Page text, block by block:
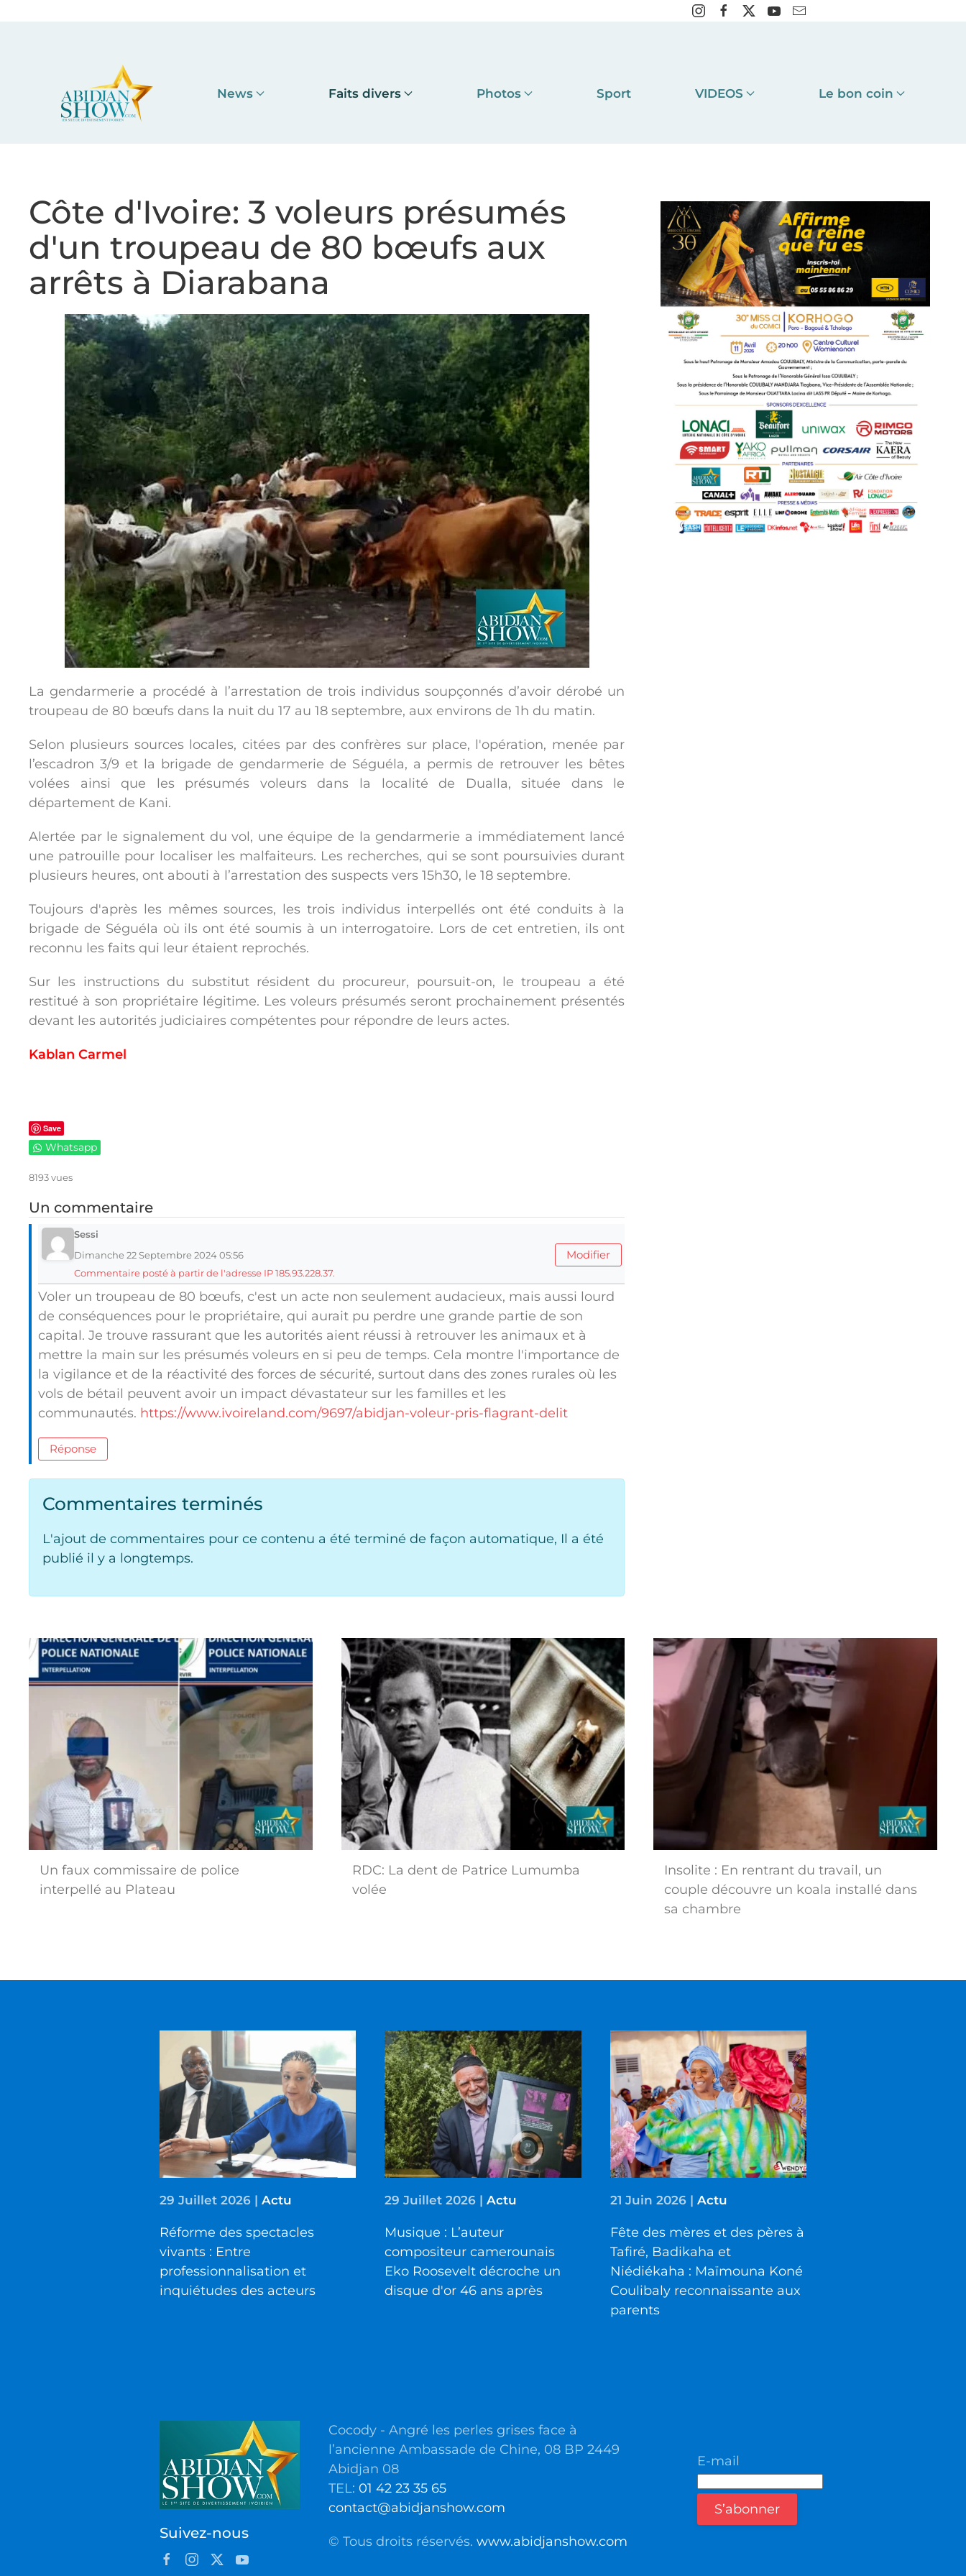
News Faits divers Photos Sport VIDEOS Le bon coin
Côte d'Ivoire: 3 voleurs présumés
d'un troupeau de 80 bœufs aux
arrêts à Diarabana
La gendarmerie a procédé à l’arrestation de trois individus soupçonnés d’avoir dérobé un
troupeau de 80 bœufs dans la nuit du 17 au 18 septembre, aux environs de 1h du matin.
Selon plusieurs sources locales, citées par des confrères sur place, l'opération, menée par
l’escadron 3/9 et la brigade de gendarmerie de Séguéla, a permis de retrouver les bêtes
volées ainsi que les présumés voleurs dans la localité de Dualla, située dans le
département de Kani.
Alertée par le signalement du vol, une équipe de la gendarmerie a immédiatement lancé
une patrouille pour localiser les malfaiteurs. Les recherches, qui se sont poursuivies durant
plusieurs heures, ont abouti à l’arrestation des suspects vers 15h30, le 18 septembre.
Toujours d'après les mêmes sources, les trois individus interpellés ont été conduits à la
brigade de Séguéla où ils ont été soumis à un interrogatoire. Lors de cet entretien, ils ont
reconnu les faits qui leur étaient reprochés.
Sur les instructions du substitut résident du procureur, poursuit-on, le troupeau a été
restitué à son propriétaire légitime. Les voleurs présumés seront prochainement présentés
devant les autorités judiciaires compétentes pour répondre de leurs actes.
Kablan Carmel
Save
Whatsapp
8193 vues
Un commentaire
Sessi
Dimanche 22 Septembre 2024 05:56
Modifier
Commentaire posté à partir de l'adresse IP 185.93.228.37.
Voler un troupeau de 80 bœufs, c'est un acte non seulement audacieux, mais aussi lourd
de conséquences pour le propriétaire, qui aurait pu perdre une grande partie de son
capital. Je trouve rassurant que les autorités aient réussi à retrouver les animaux et à
mettre la main sur les présumés voleurs en si peu de temps. Cela montre l'importance de
la vigilance et de la réactivité des forces de sécurité, surtout dans des zones rurales où les
vols de bétail peuvent avoir un impact dévastateur sur les familles et les
communautés. https://www.ivoireland.com/9697/abidjan-voleur-pris-flagrant-delit
Réponse
Commentaires terminés
L'ajout de commentaires pour ce contenu a été terminé de façon automatique, Il a été
publié il y a longtemps.
Un faux commissaire de police
interpellé au Plateau
RDC: La dent de Patrice Lumumba
volée
Insolite : En rentrant du travail, un
couple découvre un koala installé dans
sa chambre
29 Juillet 2026 | Actu
Réforme des spectacles
vivants : Entre
professionnalisation et
inquiétudes des acteurs
29 Juillet 2026 |Actu
Musique : L’auteur
compositeur camerounais
Eko Roosevelt décroche un
disque d'or 46 ans après
21 Juin 2026| Actu
Fête des mères et des pères à
Tafiré, Badikaha et
Niédiékaha : Maïmouna Koné
Coulibaly reconnaissante aux
parents
Suivez-nous
Cocody - Angré les perles grises face à
l’ancienne Ambassade de Chine, 08 BP 2449
Abidjan 08
TEL: 01 42 23 35 65
contact@abidjanshow.com
© Tous droits réservés. www.abidjanshow.com
E-mail
S’abonner